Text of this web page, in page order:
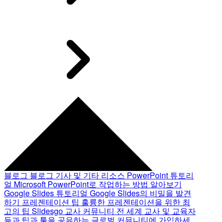
블로그 블로그 기사 및 기타 리소스 PowerPoint 튜토리
얼 Microsoft PowerPoint로 작업하는 방법 알아보기
Google Slides 튜토리얼 Google Slides의 비밀을 발견
하기 프레젠테이션 팁 훌륭한 프레젠테이션을 위한 최
고의 팁 Slidesgo 교사 커뮤니티 전 세계 교사 및 교육자